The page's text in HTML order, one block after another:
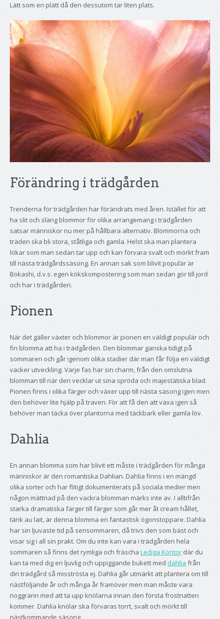
Lätt som en plätt då den dessutom tar liten plats.
Förändring i trädgården
Trenderna för trädgården har förändrats med åren. Istället för att
ha slit och släng blommor för olika arrangemang i trädgården
satsar människor nu mer på hållbara alternativ. Blommorna och
träden ska bli stora, ståtliga och gamla. Helst ska man plantera
lökar som man sedan tar upp och kan förvara svalt och mörkt fram
till nästa trädgårdssäsong. En annan sak som blivit populär är
Bokashi, d.v.s. egen kökskompostering som man sedan gör till jord
och har i trädgården.
Pionen
När det gäller växter och blommor är pionen en väldigt populär och
fin blomma att ha i trädgården. Den blommar ganska tidigt på
sommaren och går igenom olika stadier där man får följa en väldigt
vacker utveckling. Varje fas har sin charm, från den omslutna
blomman till när den vecklar ut sina spröda och majestätiska blad.
Pionen finns i olika färger och växer upp till nästa säsong igen men
den behöver lite hjälp på traven. För att få den att växa igen så
behöver man täcka över plantorna med täckbark eller gamla löv.
Dahlia
En annan blomma som har blivit ett måste i trädgården för många
människor är den romantiska Dahlian. Dahlia finns i en mängd
olika sorter och har flitigt dokumenterats på sociala medier men
någon mättnad på den vackra blomman märks inte av. I alltifrån
starka dramatiska färger till färger som går mer åt cream hållet,
tänk au lait, är denna blomma en fantastisk ögonstoppare. Dahlia
har sin ljuvaste tid på sensommaren, då trivs den som bäst och
visar sig i all sin prakt. Om du inte kan vara i trädgården hela
sommaren så finns det rymliga och fräscha Lediga Kontor där du
kan ta med dig en ljuvlig och uppiggande bukett med dahlia från
din trädgård så misströsta ej. Dahlia går utmärkt att plantera om till
nästföljande år och många år framöver men man måste vara
noggrann med att ta upp knölarna innan den första frostnatten
kommer. Dahlia knölar ska förvaras torrt, svalt och mörkt till
nästkommande säsong.